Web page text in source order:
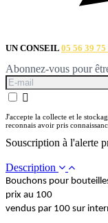
UN CONSEIL 05 56 39 75
Abonnez-vous pour

J'accepte la collecte et le
reconnais avoir pris
Souscription à l'alerte
Description
Bouchons pour
prix au 100
vendus par 100 sur